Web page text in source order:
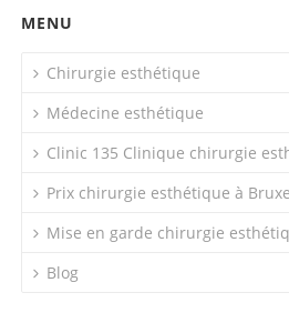
MENU
Chirurgie esthétique
Médecine esthétique
Clinic 135 Clinique chirurgie
Prix chirurgie esthétique à
Mise en garde chirurgie
Blog